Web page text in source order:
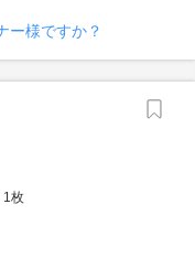
ー様ですか？
1枚